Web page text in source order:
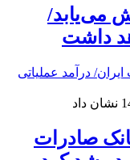
می‌یابد/
داشت
صادرات